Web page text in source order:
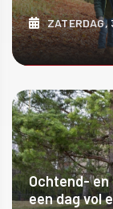
Ochtend-
een dag vol